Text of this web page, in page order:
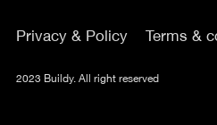
Privacy & Policy Terms &
2023 Buildy. All right reserved